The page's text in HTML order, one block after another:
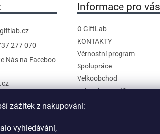
zážitek z nakupování:
vyhledávání,
giftlab.cz
277 070
Nás na Faceboo
Informace pro vás
O GiftLab
KONTAKTY
Věrnostní program
Spolupráce
Velkoobchod
Jak nakupovat?
Doprava a platba